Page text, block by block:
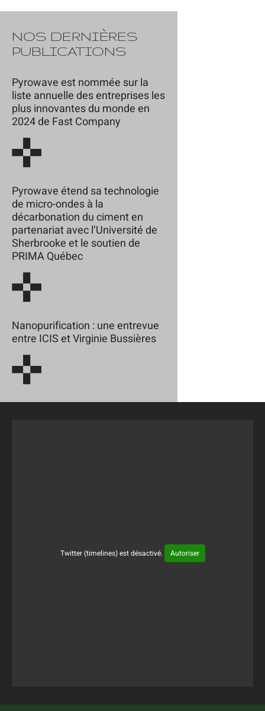
NOS DERNIÈRES
PUBLICATIONS
Pyrowave est nommée sur la
liste annuelle des entreprises les
plus innovantes du monde en
2024 de Fast Company
Pyrowave étend sa technologie
de micro-ondes à la
décarbonation du ciment en
partenariat avec l’Université de
Sherbrooke et le soutien de
PRIMA Québec
Nanopurification : une entrevue
entre ICIS et Virginie Bussières
Twitter (timelines) est désactivé. Autoriser